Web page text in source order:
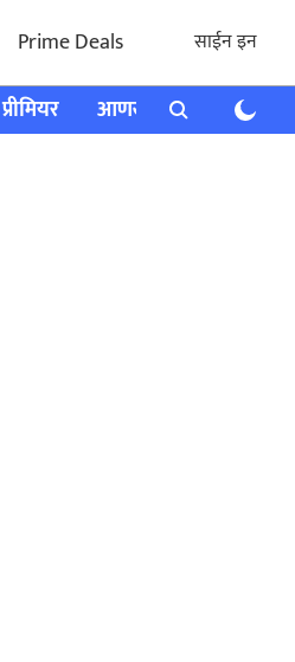
Prime Deals साईन इन
प्रीमियर आणखी राशी भविष्य